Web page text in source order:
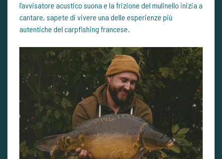
l’avvisatore acustico suona e la frizione del mulinello inizia a
cantare, sapete di vivere una delle esperienze più
autentiche del carpfishing francese.